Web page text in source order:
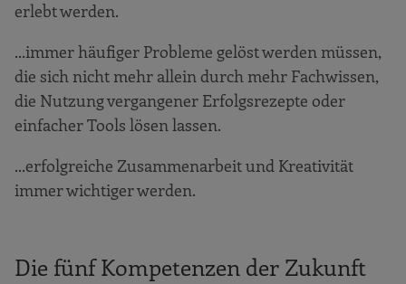
erlebt werden.
...immer häufiger Probleme gelöst werden müssen,
die sich nicht mehr allein durch mehr Fachwissen,
die Nutzung vergangener Erfolgsrezepte oder
einfacher Tools lösen lassen.
...erfolgreiche Zusammenarbeit und Kreativität
immer wichtiger werden.
Die fünf Kompetenzen der Zukunft